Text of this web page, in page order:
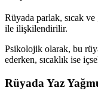
Rüyada parlak, sıcak
ile ilişkilendirilir.
Psikolojik olarak, bu
ederken, sıcaklık ise
Rüyada Yaz